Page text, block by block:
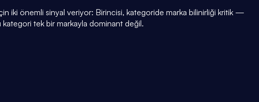
iki önemli sinyal veriyor: Birincisi, kategoride marka bilinirliği kritik —
kategori tek bir markayla dominant değil.